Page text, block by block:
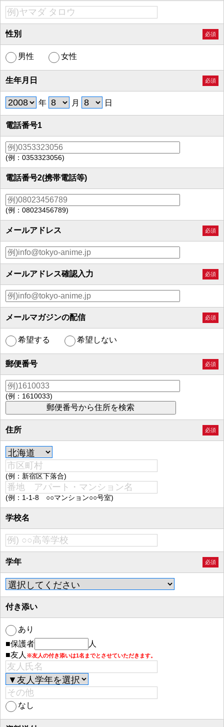
性別 必須
男性 女性
生年月日 必須
年 月 日
電話番号1
(例：0353323056)
電話番号2(携帯電話等)
(例：08023456789)
メールアドレス 必須
メールアドレス確認入力 必須
メールマガジンの配信 必須
希望する 希望しない
郵便番号 必須
(例：1610033)
住所 必須
(例：新宿区下落合)
(例：1-1-8 ○○マンション○○号室)
学校名
学年 必須
付き添い
あり
■保護者
人
■友人 ※友人の付き添いは1名までとさせていただきます。
なし